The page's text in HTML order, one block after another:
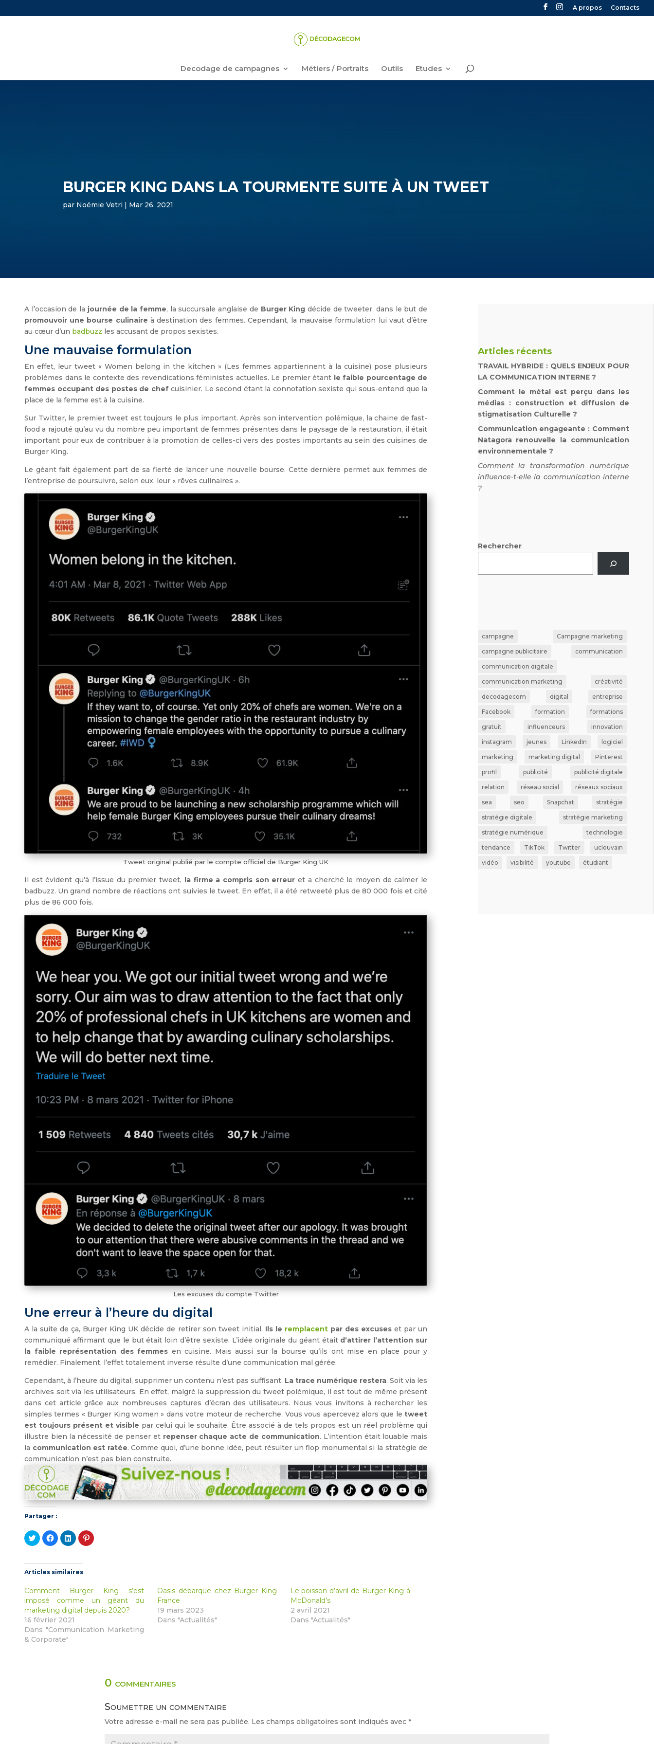
A propos Contacts
Decodage de campagnes Métiers / Portraits Outils Etudes
BURGER KING DANS LA TOURMENTE SUITE À UN TWEET
par Noémie Vetri | Mar 26, 2021
A l’occasion de la journée de la femme, la succursale anglaise de Burger King décide de tweeter, dans le but de
promouvoir une bourse culinaire à destination des femmes. Cependant, la mauvaise formulation lui vaut d’être
au cœur d’un badbuzz les accusant de propos sexistes.
Une mauvaise formulation
En effet, leur tweet « Women belong in the kitchen » (Les femmes appartiennent à la cuisine) pose plusieurs
problèmes dans le contexte des revendications féministes actuelles. Le premier étant le faible pourcentage de
femmes occupant des postes de chefcuisinier. Le second étant la connotation sexiste qui sous-entend que la
place de la femme est à la cuisine.
Sur Twitter, le premier tweet est toujours le plus important. Après son intervention polémique, la chaine de fast-
food a rajouté qu’au vu du nombre peu important de femmes présentes dans le paysage de la restauration, il était
important pour eux de contribuer à la promotion de celles-ci vers des postes importants au sein des cuisines de
Burger King.
Le géant fait également part de sa fierté de lancer une nouvelle bourse. Cette dernière permet aux femmes de
l’entreprise de poursuivre, selon eux, leur « rêves culinaires ».
Tweet original publié par le compte officiel de Burger King UK
Il est évident qu’à l’issue du premier tweet, la firme a compris son erreuret a cherché le moyen de calmer le
badbuzz. Un grand nombre de réactions ont suivies le tweet. En effet, il a été retweeté plus de 80 000 fois et cité
plus de 86 000 fois.
Les excuses du compte Twitter
Une erreur à l’heure du digital
A la suite de ça, Burger King UK décide de retirer son tweet initial. Ils le remplacentpar des excuses et par un
communiqué affirmant que le but était loin d’être sexiste. L’idée originale du géant était d’attirer l’attention sur
la faible représentation des femmes en cuisine. Mais aussi sur la bourse qu’ils ont mise en place pour y
remédier. Finalement, l’effet totalement inverse résulte d’une communication mal gérée.
Cependant, à l’heure du digital, supprimer un contenu n’est pas suffisant. La trace numérique restera. Soit via les
archives soit via les utilisateurs. En effet, malgré la suppression du tweet polémique, il est tout de même présent
dans cet article grâce aux nombreuses captures d’écran des utilisateurs. Nous vous invitons à rechercher les
simples termes « Burger King women » dans votre moteur de recherche. Vous vous apercevez alors que letweet
est toujours présent et visible par celui qui le souhaite. Être associé à de tels propos est un réel problème qui
illustre bien la nécessité de penser et repenser chaque acte de communication. L’intention était louable mais
la communication est ratée. Comme quoi, d’une bonne idée, peut résulter un flop monumental si la stratégie de
communication n’est pas bien construite.
Partager :
Cliquez
pour
partager
dans
une
Cliquez
pour
partager
dans
une
Cliquez
pour
partager
dans
une
Cliquez
pour
Articles similaires
Comment Burger King s’est
imposé comme un géant du
marketing digital depuis 2020?
16 février 2021
Dans "Communication Marketing
& Corporate"
Oasis débarque chez Burger King
France
19 mars 2023
Dans "Actualités"
Le poisson d’avril de Burger King à
McDonald’s
2 avril 2021
Dans "Actualités"
Articles récents
TRAVAIL HYBRIDE : QUELS ENJEUX POUR
LA COMMUNICATION INTERNE ?
Comment le métal est perçu dans les
médias : construction et diffusion de
stigmatisation Culturelle ?
Communication engageante : Comment
Natagora renouvelle la communication
environnementale ?
Comment la transformation numérique
influence-t-elle la communication interne
?
Rechercher
campagne Campagne marketing
campagne publicitaire communication
communication digitale
communication marketing créativité
decodagecom digital entreprise
Facebook formation formations
gratuit influenceurs innovation
instagram jeunes LinkedIn logiciel
marketing marketing digital Pinterest
profil publicité publicité digitale
relation réseau social réseaux sociaux
sea seo Snapchat stratégie
stratégie digitale stratégie marketing
stratégie numérique technologie
tendance TikTok Twitter uclouvain
vidéo visibilité youtube étudiant
0 commentaires
Soumettre un commentaire
Votre adresse e-mail ne sera pas publiée. Les champs obligatoires sont indiqués avec*